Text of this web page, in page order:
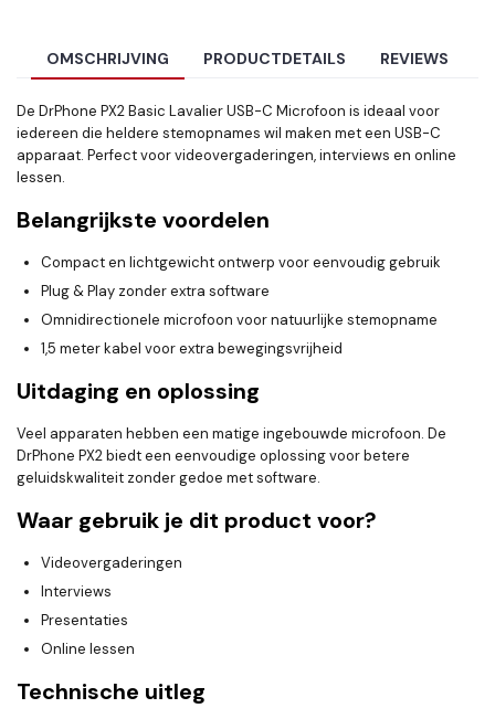
OMSCHRIJVING PRODUCTDETAILS REVIEWS
De DrPhone PX2 Basic Lavalier USB-C Microfoon is ideaal voor
iedereen die heldere stemopnames wil maken met een USB-C
apparaat. Perfect voor videovergaderingen, interviews en online
lessen.
Belangrijkste voordelen
Compact en lichtgewicht ontwerp voor eenvoudig gebruik
Plug & Play zonder extra software
Omnidirectionele microfoon voor natuurlijke stemopname
1,5 meter kabel voor extra bewegingsvrijheid
Uitdaging en oplossing
Veel apparaten hebben een matige ingebouwde microfoon. De
DrPhone PX2 biedt een eenvoudige oplossing voor betere
geluidskwaliteit zonder gedoe met software.
Waar gebruik je dit product voor?
Videovergaderingen
Interviews
Presentaties
Online lessen
Technische uitleg